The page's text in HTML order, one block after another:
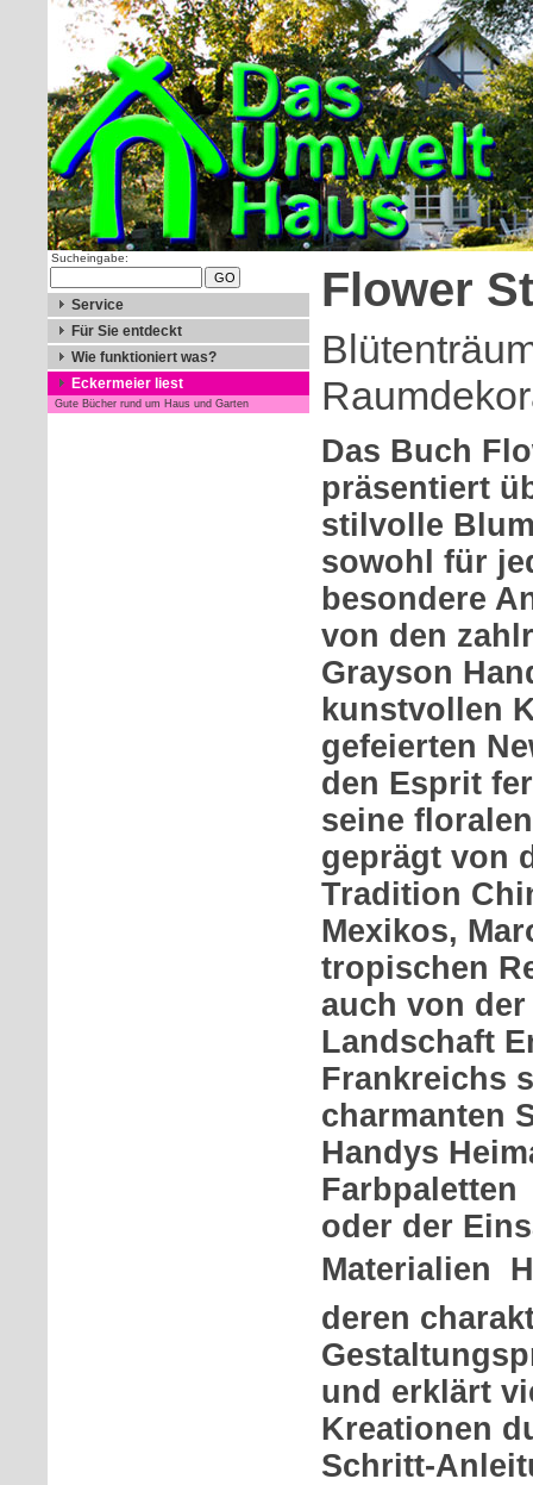
Sucheingabe:
Service
Für Sie entdeckt
Wie funktioniert was?
Eckermeier liest
Gute Bücher rund um Haus und Garten
Flower
Das Buch
präsentiert
stilvolle
sowohl für
besondere
von den
Grayson
kunstvollen
gefeierten
den Esprit
seine
geprägt von
Tradition
Mexikos,
tropischen
auch von
Landschaft
Frankreichs
charmanten
Handys
Farbpaletten
oder der
Materialien 
deren
und erklärt
Kreationen
Schritt-